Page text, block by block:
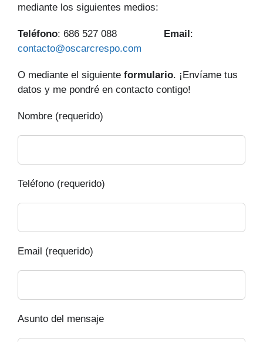
mediante los siguientes medios:
Teléfono: 686 527 088 Email :
contacto@oscarcrespo.com
O mediante el siguiente formulario. ¡Envíame tus
datos y me pondré en contacto contigo!
Nombre (requerido)
Teléfono (requerido)
Email (requerido)
Asunto del mensaje